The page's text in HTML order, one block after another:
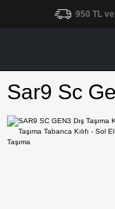
950 TL
Sar9 Sc